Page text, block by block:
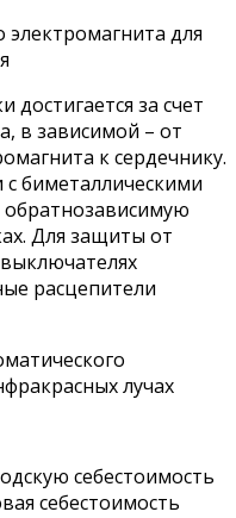
для
достигается за счет
в зависимой – от
к сердечнику.
биметаллическими
Для защиты от
расцепители
лучах
себестоимость
себестоимость